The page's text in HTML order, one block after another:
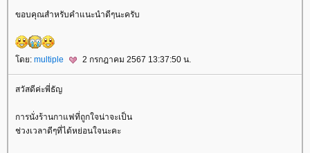
ขอบคุณสำหรับคำแนะนำดีๆนะครับ
ดย: multiple 2 กรกฎาคม 2567 13:37:50 น.
สวัสดีค่ะพี่ธัญ
การนั่งร้านกาแฟที่ถูกใจน่าจะเป็น
ช่วงเวลาดีๆที่ได้หย่อนใจนะคะ